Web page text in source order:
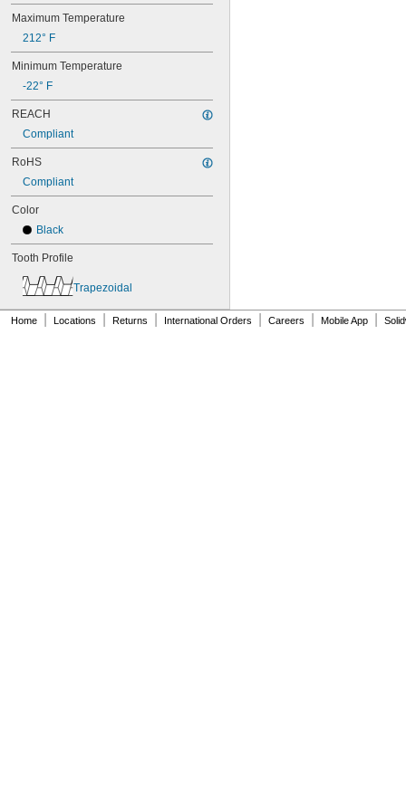
90XL025
90XL031
91MXL012
91MXL025
96MXL025
96XL025
96XL037
100MXL012
100XL025
100XL031
100XL050
104MXL025
Maximum Temperature
212° F
Minimum Temperature
-22° F
REACH
Compliant
RoHS
Compliant
Color
Black
Tooth Profile
Trapezoidal
Home Locations Returns International Orders Careers Mobile App